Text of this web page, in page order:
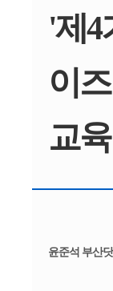
'제4
이
교
윤준석 부산